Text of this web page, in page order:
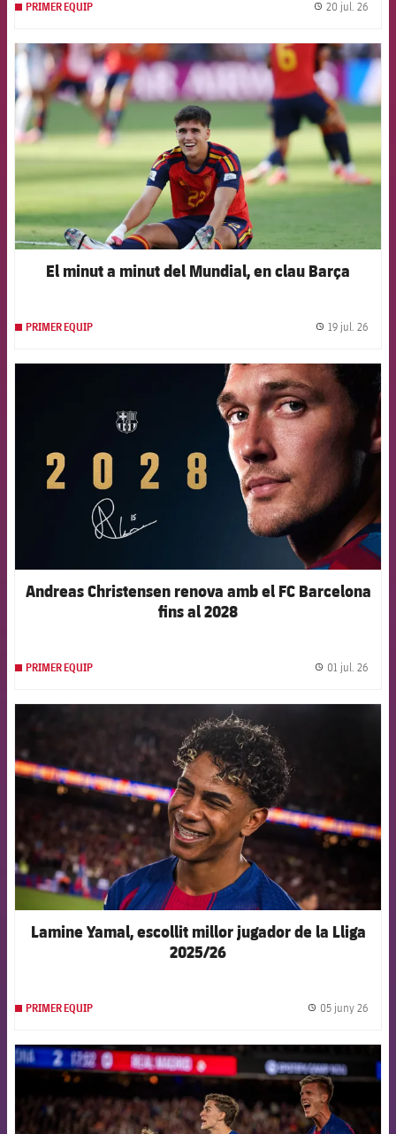
PRIMER EQUIP 20 jul. 26
FCB Barcelona badge
El minut a minut del Mundial, en clau Barça
PRIMER EQUIP 19 jul. 26
FCB Barcelona badge
Andreas Christensen renova amb el FC Barcelona
fins al 2028
PRIMER EQUIP 01 jul. 26
FCB Barcelona badge
Lamine Yamal, escollit millor jugador de la Lliga
2025/26
PRIMER EQUIP 05 juny 26
FCB Barcelona badge